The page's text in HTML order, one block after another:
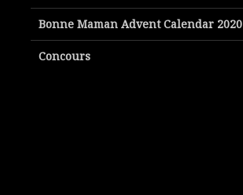
Bonne Maman Advent Calendar 2020
Concours